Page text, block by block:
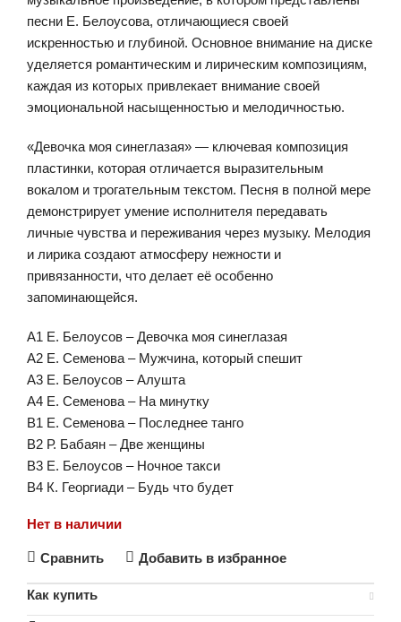
песни Е. Белоусова, отличающиеся своей
искренностью и глубиной. Основное внимание на диске
уделяется романтическим и лирическим композициям,
каждая из которых привлекает внимание своей
эмоциональной насыщенностью и мелодичностью.
«Девочка моя синеглазая» — ключевая композиция
пластинки, которая отличается выразительным
вокалом и трогательным текстом. Песня в полной мере
демонстрирует умение исполнителя передавать
личные чувства и переживания через музыку. Мелодия
и лирика создают атмосферу нежности и
привязанности, что делает её особенно
запоминающейся.
A1 Е. Белоусов – Девочка моя синеглазая
A2 Е. Семенова – Мужчина, который спешит
A3 Е. Белоусов – Алушта
A4 Е. Семенова – На минутку
B1 Е. Семенова – Последнее танго
B2 Р. Бабаян – Две женщины
B3 Е. Белоусов – Ночное такси
B4 К. Георгиади – Будь что будет
Нет в наличии
Сравнить Добавить в избранное
Как купить